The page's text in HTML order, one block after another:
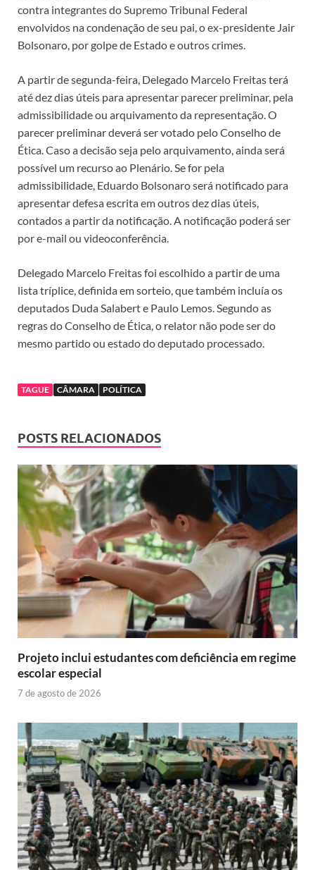
contra integrantes do Supremo Tribunal Federal
envolvidos na condenação de seu pai, o ex-presidente Jair
Bolsonaro, por golpe de Estado e outros crimes.
A partir de segunda-feira, Delegado Marcelo Freitas terá
até dez dias úteis para apresentar parecer preliminar, pela
admissibilidade ou arquivamento da representação. O
parecer preliminar deverá ser votado pelo Conselho de
Ética. Caso a decisão seja pelo arquivamento, ainda será
possível um recurso ao Plenário. Se for pela
admissibilidade, Eduardo Bolsonaro será notificado para
apresentar defesa escrita em outros dez dias úteis,
contados a partir da notificação. A notificação poderá ser
por e-mail ou videoconferência.
Delegado Marcelo Freitas foi escolhido a partir de uma
lista tríplice, definida em sorteio, que também incluía os
deputados DudaSalaberte Paulo Lemos. Segundo as
regras do Conselho de Ética, o relator não pode ser do
mesmo partido ou estado do deputado processado.
TAGUE CÂMARA POLÍTICA
POSTS RELACIONADOS
Projeto inclui estudantes com deficiência em regime
escolar especial
7 de agosto de 2026